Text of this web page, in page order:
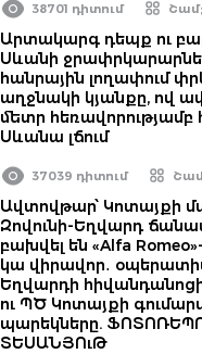
38701 դիտում
Արտակարգ դեպք ու
Սևանի
հանրային լողափում
աղջնակի կյանքը, ով
մետր հեռավորությամբ
Սևանա լճում
37039 դիտում
Ավտովթար՝ Կոտայքի
Զովունի-Եղվարդ
բախվել են «Alfa
կա վիրավոր․
Եղվարդի
ու ՊԾ Կոտայքի
պարեկները.
ՏԵՍԱՆՅՈւԹ